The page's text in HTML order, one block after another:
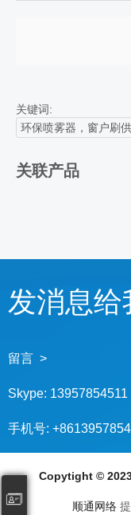
关键词:
环保喷雾器，窗户刷
关联产品
发消息给
留言 >
Skype: 13957854511
手机号:
Copytight © 2023
顺通网络